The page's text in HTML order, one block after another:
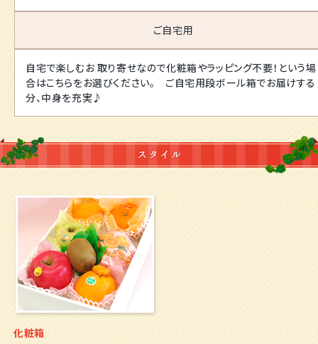
ご自宅用
自宅で楽しむお 取り寄せなので化粧箱やラッピング不要！という場
合はこちらをお選びください。 ご自宅用段ボール箱でお届けする
分、中身を充実♪
化粧箱